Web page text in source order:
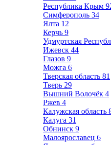
Республика Крым
Симферополь 34
Ялта 12
Керчь 9
Удмуртская
Ижевск 44
Глазов 9
Можга 6
Тверская область 81
Тверь 29
Вышний Волочёк 4
Ржев 4
Калужская область
Калуга 31
Обнинск 9
Малоярославец 6